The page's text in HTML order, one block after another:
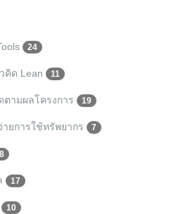
24
คิด Lean 11
ตามผลโครงการ 19
ยการใช้ทรัพยากร 7
8
17
10